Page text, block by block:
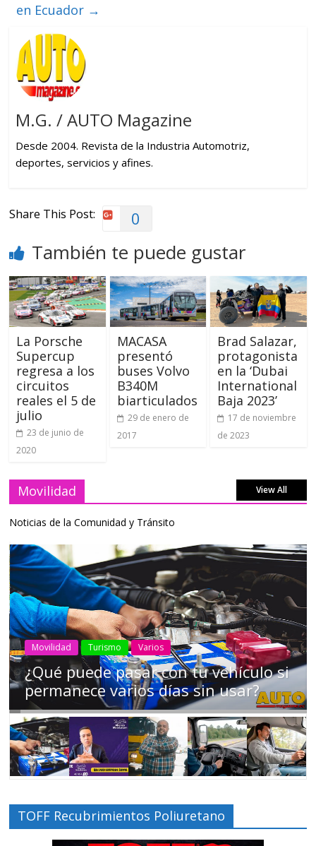
en Ecuador →
M.G. / AUTO Magazine
Desde 2004. Revista de la Industria Automotriz,
deportes, servicios y afines.
Share This Post: 0
También te puede gustar
La Porsche
Supercup
regresa a los
circuitos
reales el 5 de
julio
23 de junio de
2020
MACASA
presentó
buses Volvo
B340M
biarticulados
29 de enero de
2017
Brad Salazar,
protagonista
en la ‘Dubai
International
Baja 2023’
17 de noviembre
de 2023
Movilidad View All
Noticias de la Comunidad y Tránsito
AEADE Industria Motociclismo Motos Movilidad
Campaña busca cambiar destino de
los motociclistas en la región
TOFF Recubrimientos Poliuretano